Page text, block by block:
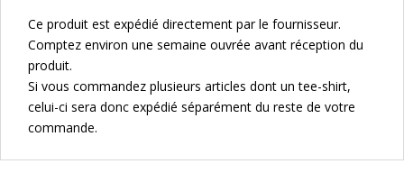
Ce produit est expédié directement par le fournisseur.
Comptez environ une semaine ouvrée avant réception du
produit.
Si vous commandez plusieurs articles dont un tee-shirt,
celui-ci sera donc expédié séparément du reste de votre
commande.